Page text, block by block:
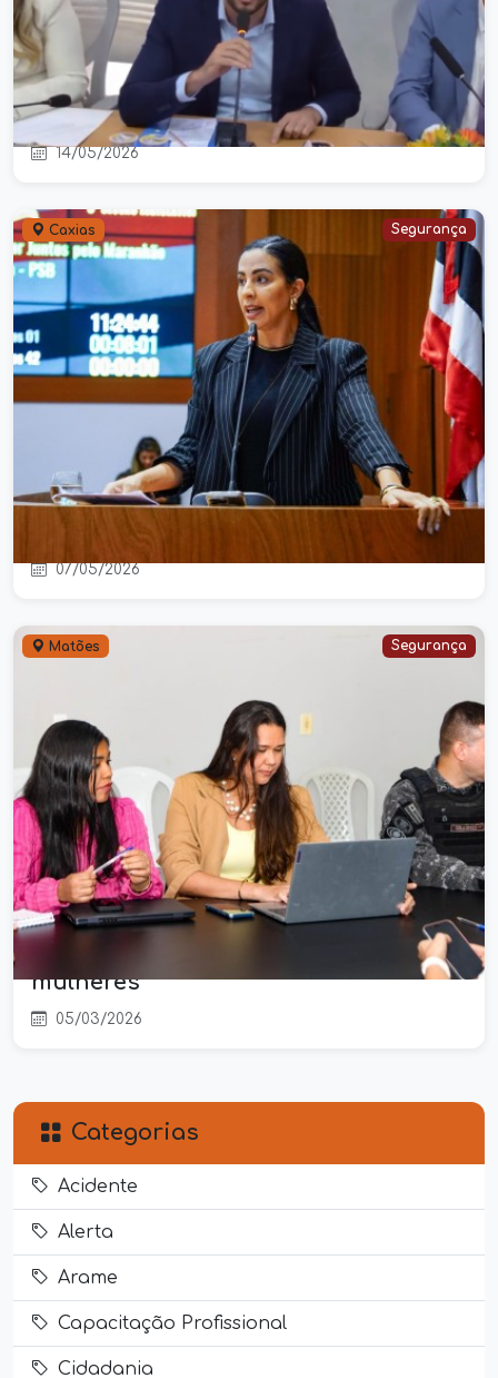
Audiência pública reúne lideranças
em Caxias para discutir combate à
criminalidade
14/05/2026
Caxias Segurança
Daniella articula audiência pública
para discutir avanços na segurança
07/05/2026
Matões Segurança
Patrulha Maria da Penha passará a
atuar semanalmente em Matões e
reforça rede de proteção às
mulheres
05/03/2026
Categorias
Acidente
Alerta
Arame
Capacitação Profissional
Cidadania